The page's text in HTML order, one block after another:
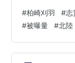
刈羽原発で ま
の秘密情報含む
https://x.com/
95884095…
#柏崎刈羽 #志
#被曝量 #北陸